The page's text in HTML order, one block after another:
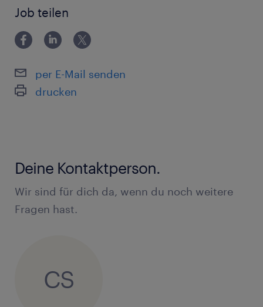
Job teilen
per E-Mail senden
drucken
Deine Kontaktperson.
Wir sind für dich da, wenn du noch weitere
Fragen hast.
CS